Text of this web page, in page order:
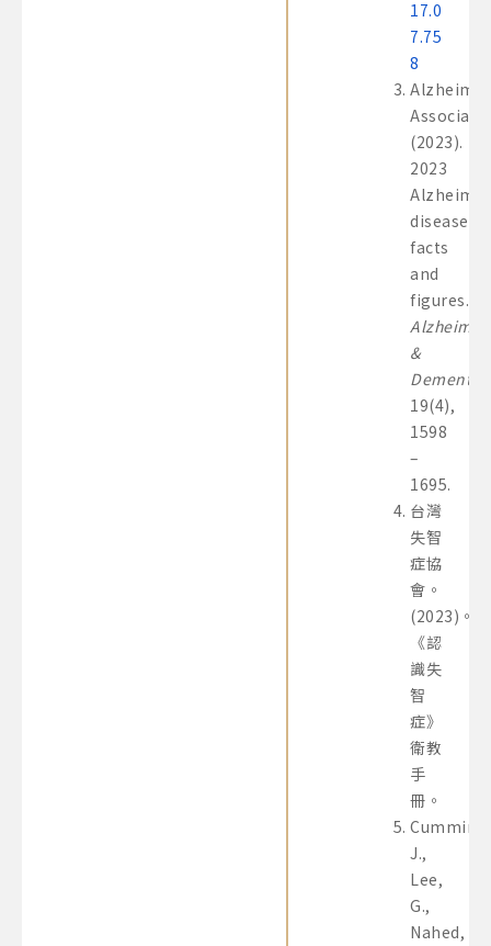
17.0
7.75
8
(2023).
2023
disease
facts
and
figures.
&
Dementia
19(4),
1598
–
1695.
台灣
失智
症協
會。
(2023)。
《認
識失
智
症》
衛教
手
冊。
J.,
Lee,
G.,
Nahed,